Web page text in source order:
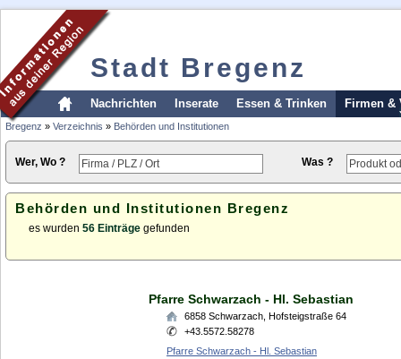
Stadt Bregenz
Nachrichten Inserate Essen & Trinken Firmen &
Bregenz » Verzeichnis » Behörden und Institutionen
Wer, Wo ? Was ?
Behörden und Institutionen Bregenz
es wurden 56 Einträge gefunden
Pfarre Schwarzach - Hl. Sebastian
6858 Schwarzach Hofsteigstraße 64
+43.5572.58278
Pfarre Schwarzach - Hl. Sebastian